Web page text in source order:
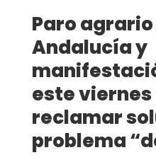
Paro
Andalucía y
este
reclamar
problema